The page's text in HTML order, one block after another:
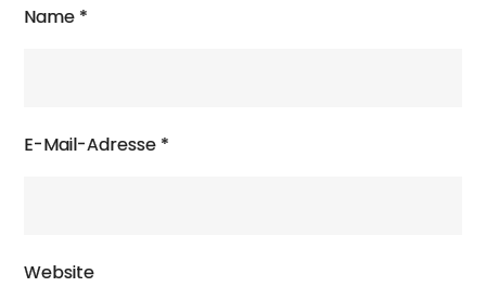
Name *
E-Mail-Adresse *
Website